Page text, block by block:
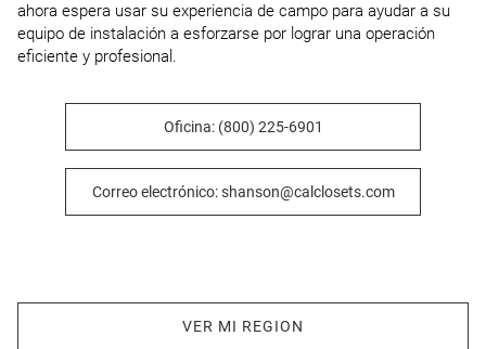
ahora espera usar su experiencia de campo para ayudar a su
equipo de instalación a esforzarse por lograr una operación
eficiente y profesional.
Oficina: (800) 225-6901
Correo electrónico: shanson@calclosets.com
VER MI REGION